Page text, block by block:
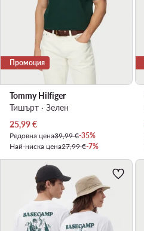
Промоция
Tommy Hilfiger
Тишърт · Зелен
Актуална цена
25,99€
Редовна цена39,99 €-35%
Най-ниска цена27,99 €-7%